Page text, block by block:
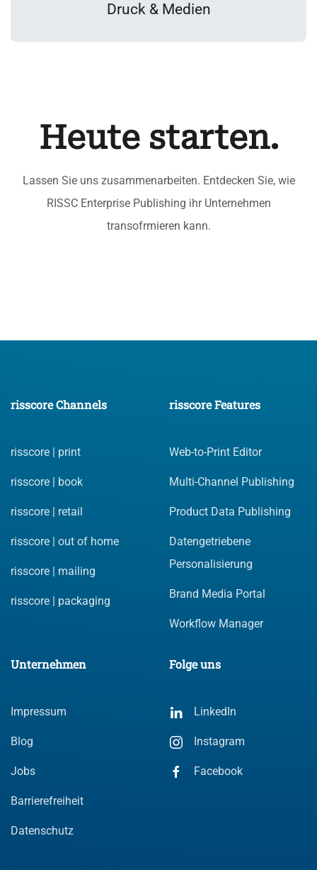
Druck & Medien
Heute starten.
Lassen Sie uns zusammenarbeiten. Entdecken Sie, wie
RISSC Enterprise Publishing ihr Unternehmen
transofrmieren kann.
risscore Channels
risscore | print
risscore | book
risscore | retail
risscore | out of home
risscore | mailing
risscore | packaging
risscore Features
Web-to-Print Editor
Multi-Channel Publishing
Product Data Publishing
Datengetriebene
Personalisierung
Brand Media Portal
Workflow Manager
Unternehmen
Impressum
Blog
Jobs
Barrierefreiheit
Datenschutz
Folge uns
LinkedIn
Instagram
Facebook